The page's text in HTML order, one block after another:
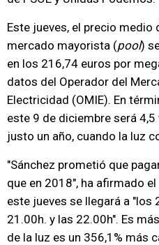
Este jueves, el precio medio
mercado mayorista (pool)
en los 216,74 euros por
datos del Operador del
Electricidad (OMIE). En
este 9 de diciembre será
justo un año, cuando la luz
"Sánchez prometió que
que en 2018", ha afirmado el
este jueves se llegará a "los
21.00h. y las 22.00h". Es
de la luz es un 356,1% más